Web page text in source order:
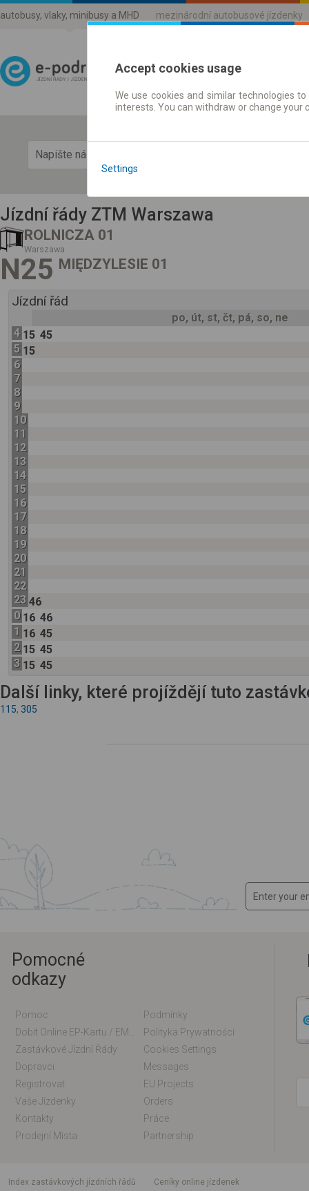
autobusy, vlaky, minibusy a MHD mezinárodní autobusové jízdenky
Jízdni řády a jízdenky
Jízdní řády ZTM Warszawa
ROLNICZA 01
Warszawa
N25 MIĘDZYLESIE 01
Jízdní řád
po, út, st, čt, pá, so, ne
4 15 45
5 15
6
7
8
9
10
11
12
13
14
15
16
17
18
19
20
21
22
23 46
0 16 46
1 16 45
2 15 45
3 15 45
Další linky, které projíždějí tuto
115, 305
Pomocné
odkazy
Pomoc
Podmínky
Polityka Prywatności
Zastávkové Jízdní Řády
Cookies Settings
Dopravci
Messages
Registrovat
EU Projects
Vaše Jízdenky
Orders
Kontakty
Práce
Prodejní Místa
Partnership
index zastávkových jízdních řádů
Ceníky online jízdenek
Accept cookies usage
We use cookies and similar technologies
interests. You can withdraw or change
Settings